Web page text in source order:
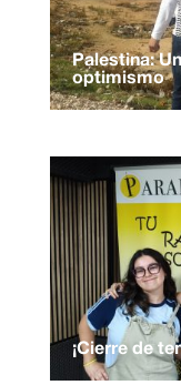
Palestina:
optimismo
¡Cierre de